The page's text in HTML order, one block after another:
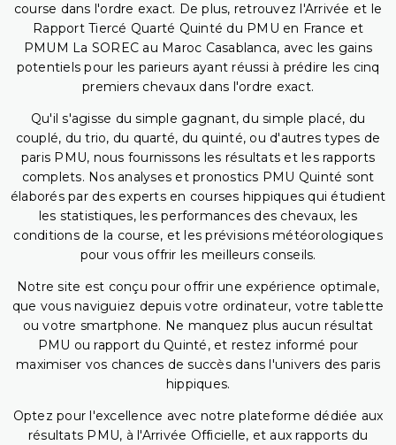
course dans l'ordre exact. De plus, retrouvez l'Arrivée et le
Rapport Tiercé Quarté Quinté du PMU en France et
PMUM La SOREC au Maroc Casablanca, avec les gains
potentiels pour les parieurs ayant réussi à prédire les cinq
premiers chevaux dans l'ordre exact.
Qu'il s'agisse du simple gagnant, du simple placé, du
couplé, du trio, du quarté, du quinté, ou d'autres types de
paris PMU, nous fournissons les résultats et les rapports
complets. Nos analyses et pronostics PMU Quinté sont
élaborés par des experts en courses hippiques qui étudient
les statistiques, les performances des chevaux, les
conditions de la course, et les prévisions météorologiques
pour vous offrir les meilleurs conseils.
Notre site est conçu pour offrir une expérience optimale,
que vous naviguiez depuis votre ordinateur, votre tablette
ou votre smartphone. Ne manquez plus aucun résultat
PMU ou rapport du Quinté, et restez informé pour
maximiser vos chances de succès dans l'univers des paris
hippiques.
Optez pour l'excellence avec notre plateforme dédiée aux
résultats PMU, à l'Arrivée Officielle, et aux rapports du